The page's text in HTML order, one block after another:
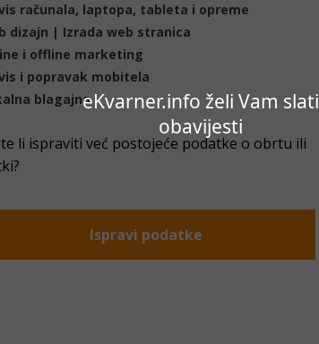
eKvarner.info želi Vam slati
obavijesti
računala, laptopa, tableta i opreme
dizajn | Izrada web stranica
i offline marketing
i popravak mobitela
blagajna
li ispraviti već postojeće podatke o obrtu ili
Ispravi podatke